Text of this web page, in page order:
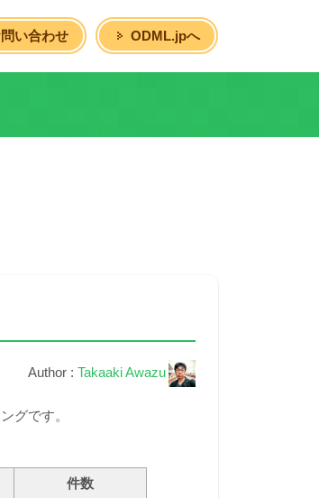
い合わせ ODML.jpへ
Author : Takaaki Awazu
グです。
件数